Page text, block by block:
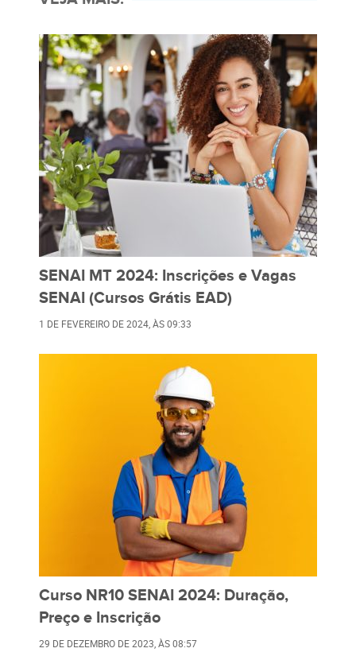
SENAI MT 2024: Inscrições e Vagas
SENAI (Cursos Grátis EAD)
1 DE FEVEREIRO DE 2024 , ÀS09:33
Curso NR10 SENAI 2024: Duração,
Preço e Inscrição
29 DE DEZEMBRO DE 2023 , ÀS08:57